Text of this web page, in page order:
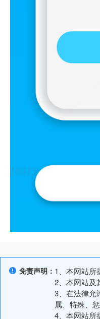
免责声明： 1、本网站所
2、本网站及
3、在法律允
属、特殊、
4、本网站所